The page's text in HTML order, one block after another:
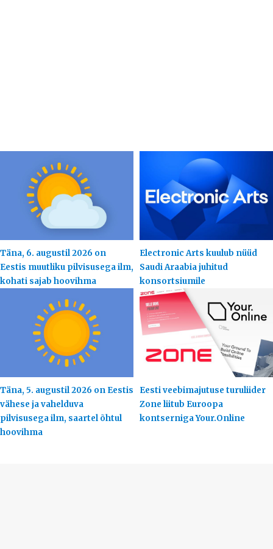
Täna, 6. augustil 2026 on
Eestis muutliku pilvisusega ilm,
kohati sajab hoovihma
Electronic Arts kuulub nüüd
Saudi Araabia juhitud
konsortsiumile
Täna, 5. augustil 2026 on Eestis
vähese ja vahelduva
pilvisusega ilm, saartel õhtul
hoovihma
Eesti veebimajutuse turuliider
Zone liitub Euroopa
kontserniga Your.Online